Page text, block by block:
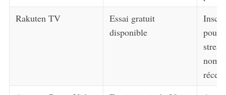
Rakuten TV
Essai gratuit
disponible
pour